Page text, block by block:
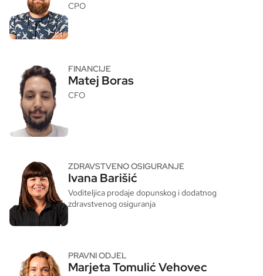
CPO
FINANCIJE
Matej Boras
CFO
ZDRAVSTVENO OSIGURANJE
Ivana Barišić
Voditeljica prodaje dopunskog i dodatnog
zdravstvenog osiguranja
PRAVNI ODJEL
Marjeta Tomulić Vehovec